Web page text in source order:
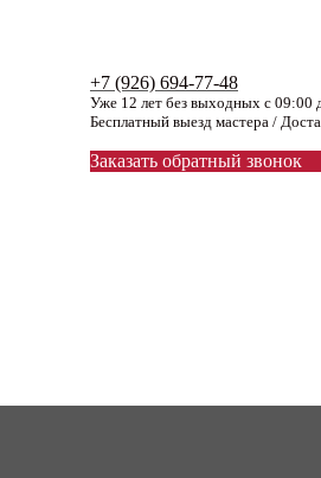
+7 (926) 694-77-48
Уже 12 лет без выходных с 09:00
Бесплатный выезд мастера /
Заказать обратный звонок